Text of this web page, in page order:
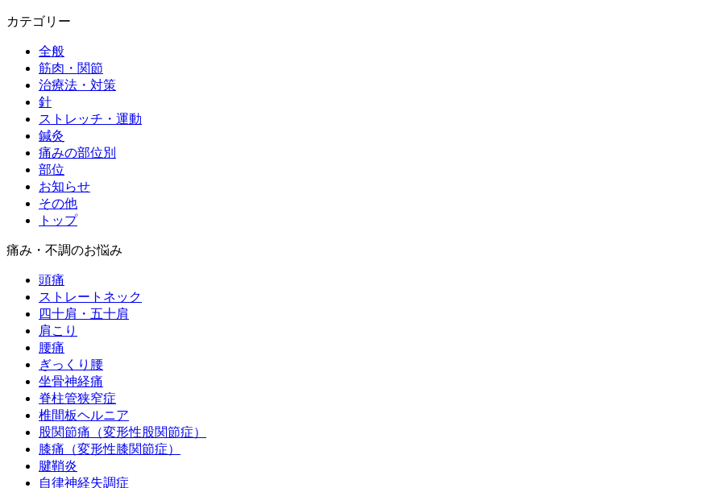
カテゴリー
全般
筋肉・関節
治療法・対策
針
ストレッチ・運動
鍼灸
痛みの部位別
部位
お知らせ
その他
トップ
痛み・不調のお悩み
頭痛
ストレートネック
四十肩・五十肩
肩こり
腰痛
ぎっくり腰
坐骨神経痛
脊柱管狭窄症
椎間板ヘルニア
股関節痛（変形性股関節症）
膝痛（変形性膝関節症）
腱鞘炎
自律神経失調症